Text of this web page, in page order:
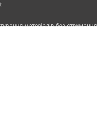
матеріалів без